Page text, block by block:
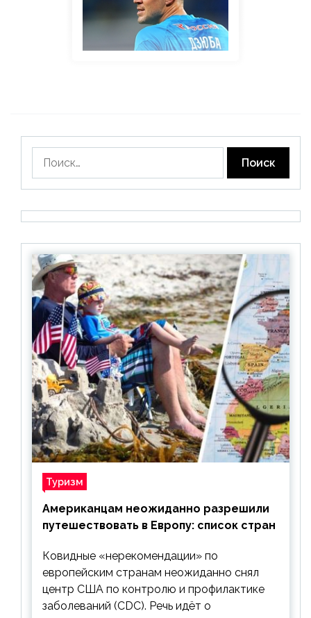
Туризм
Американцам неожиданно разрешили
путешествовать в Европу: список стран
Ковидные «нерекомендации» по
европейским странам неожиданно снял
центр США по контролю и профилактике
заболеваний (CDC). Речь идёт о